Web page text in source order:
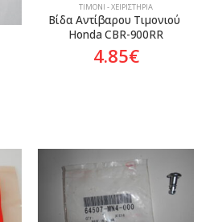
ΤΙΜΌΝΙ - ΧΕΙΡΙΣΤΉΡΙΑ
Βίδα Αντίβαρου Τιμονιού
Honda CBR-900RR
4.85€